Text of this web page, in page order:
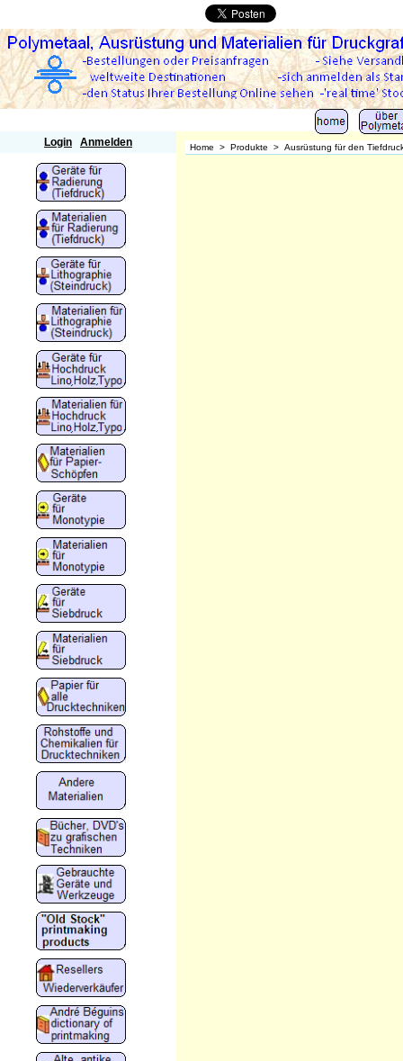
Login Anmelden Home > Produkte > Ausrüstung für den